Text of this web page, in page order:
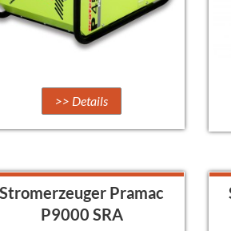
>> Details
Stromerzeuger Pramac
P9000 SRA